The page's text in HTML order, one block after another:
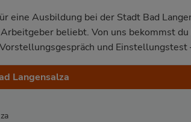
eine Ausbildung bei der Stadt Bad
beliebt. Von uns bekommst
und Einstellungstest
Langensalza